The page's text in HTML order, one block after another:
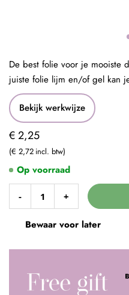
Bekijk werkwijze
€ 2,25
€ 2,72
- +
Bewaar voor later
Op voorraad
De best folie voor je mooiste
juiste folie lijm en/of gel kan